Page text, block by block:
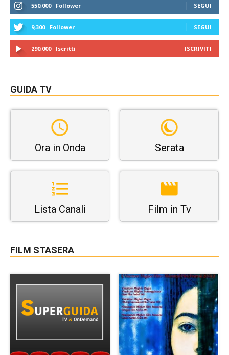
550,000 Follower SEGUI
9,300 Follower SEGUI
290,000 Iscritti ISCRIVITI
GUIDA TV
Ora in Onda Serata
Lista Canali Film in Tv
FILM STASERA